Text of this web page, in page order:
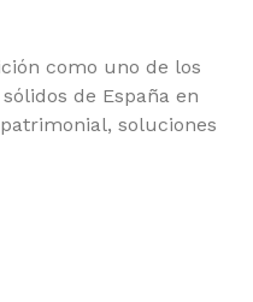
como uno de los
de España en
soluciones